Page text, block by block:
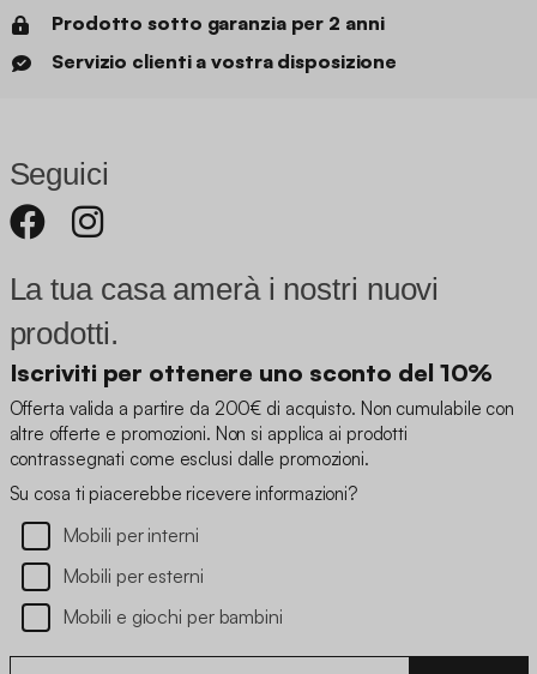
Prodotto sotto garanzia per 2 anni
Servizio clienti a vostra disposizione
Seguici
La tua casa amerà i nostri nuovi
prodotti.
Iscriviti per ottenere uno sconto del 10%
Offerta valida a partire da 200€ di acquisto. Non cumulabile con
altre offerte e promozioni. Non si applica ai prodotti
contrassegnati come esclusi dalle promozioni.
Su cosa ti piacerebbe ricevere informazioni?
Mobili per interni
Mobili per esterni
Mobili e giochi per bambini